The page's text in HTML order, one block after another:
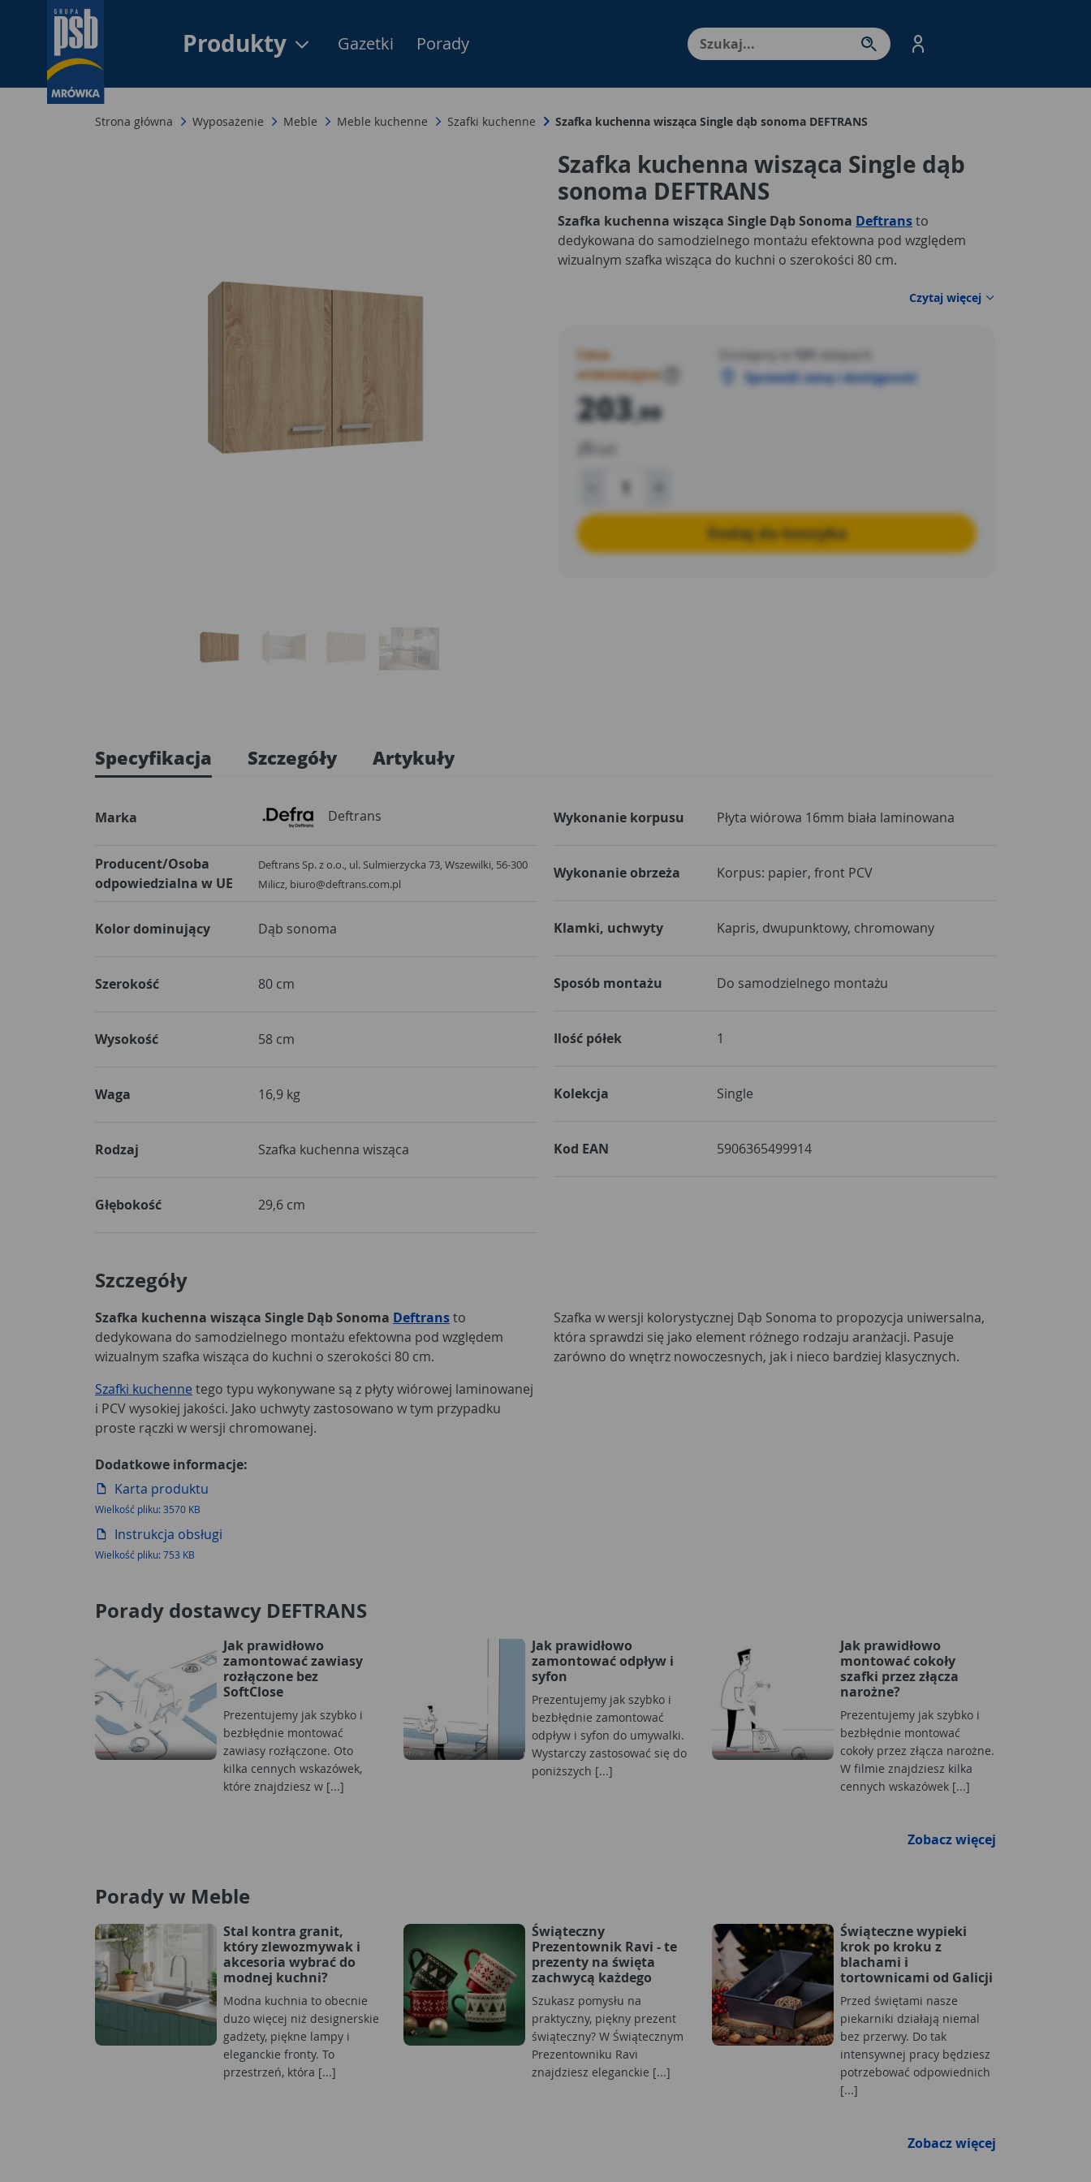
Produkty Menu Produktów, nawigacja: Enter - przejdź do strony produktów. Spacja – otwórz/
Gazetki Porady
Strona główna Wyposażenie Meble Meble kuchenne Szafki kuchenne Szafka kuchenna wisząca Single dąb sonoma DEFTRANS
Szafka kuchenna wisząca Single dąb
sonoma DEFTRANS
Szafka kuchenna wisząca Single Dąb Sonoma Deftransto
dedykowana do samodzielnego montażu efektowna pod względem
wizualnym szafka wisząca do kuchni o szerokości 80 cm.
Czytaj więcej
Cena
orientacyjna
203,99
zł /szt
Dostępny w
sklepach
Sprawdź cenę i dostępność
Dodaj do koszyka
Specyfikacja Szczegóły Artykuły
Marka Deftrans
Producent/Osoba
odpowiedzialna w UE
Deftrans Sp. z o.o., ul. Sulmierzycka 73, Wszewilki, 56-300
Milicz, biuro@deftrans.com.pl
Kolor dominujący Dąb sonoma
Szerokość 80 cm
Wysokość 58 cm
Waga 16,9 kg
Rodzaj Szafka kuchenna wisząca
Głębokość 29,6 cm
Wykonanie korpusu Płyta wiórowa 16mm biała laminowana
Wykonanie obrzeża Korpus: papier, front PCV
Klamki, uchwyty Kapris, dwupunktowy, chromowany
Sposób montażu Do samodzielnego montażu
Ilość półek 1
Kolekcja Single
Kod EAN 5906365499914
Szczegóły
Szafka kuchenna wisząca Single Dąb Sonoma Deftransto
dedykowana do samodzielnego montażu efektowna pod względem
wizualnym szafka wisząca do kuchni o szerokości 80 cm.
Szafki kuchenne tego typu wykonywane są z płyty wiórowej laminowanej
i PCV wysokiej jakości. Jako uchwyty zastosowano w tym przypadku
proste rączki w wersji chromowanej.
Szafka w wersji kolorystycznej Dąb Sonoma to propozycja uniwersalna,
która sprawdzi się jako element różnego rodzaju aranżacji. Pasuje
zarówno do wnętrz nowoczesnych, jak i nieco bardziej klasycznych.
Dodatkowe informacje:
Karta produktu
Wielkość pliku: 3570 KB
Instrukcja obsługi
Wielkość pliku: 753 KB
Porady dostawcy DEFTRANS
Jak prawidłowo
zamontować zawiasy
rozłączone bez
SoftClose
Prezentujemy jak szybko i
bezbłędnie montować
zawiasy rozłączone. Oto
kilka cennych wskazówek,
które znajdziesz w [...]
Jak prawidłowo
zamontować odpływ i
syfon
Prezentujemy jak szybko i
bezbłędnie zamontować
odpływ i syfon do umywalki.
Wystarczy zastosować się do
poniższych [...]
Jak prawidłowo
montować cokoły
szafki przez złącza
narożne?
Prezentujemy jak szybko i
bezbłędnie montować
cokoły przez złącza narożne.
W filmie znajdziesz kilka
cennych wskazówek [...]
Zobacz więcej
Porady w Meble
Stal kontra granit,
który zlewozmywak i
akcesoria wybrać do
modnej kuchni?
Modna kuchnia to obecnie
dużo więcej niż designerskie
gadżety, piękne lampy i
eleganckie fronty. To
przestrzeń, która [...]
Świąteczny
Prezentownik Ravi - te
prezenty na święta
zachwycą każdego
Szukasz pomysłu na
praktyczny, piękny prezent
świąteczny? W Świątecznym
Prezentowniku Ravi
znajdziesz eleganckie [...]
Świąteczne wypieki
krok po kroku z
blachami i
tortownicami od Galicji
Przed świętami nasze
piekarniki działają niemal
bez przerwy. Do tak
intensywnej pracy będziesz
potrzebować odpowiednich
[...]
Zobacz więcej